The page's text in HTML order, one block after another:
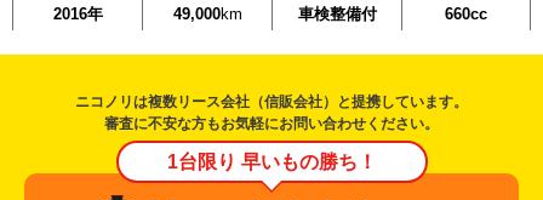
2016年
49,000km
車検整備付
660cc
ニコノリは複数リース会社（信販会社）と提携しています。
審査に不安な方もお気軽にお問い合わせください。
1台限り 早いもの勝ち！